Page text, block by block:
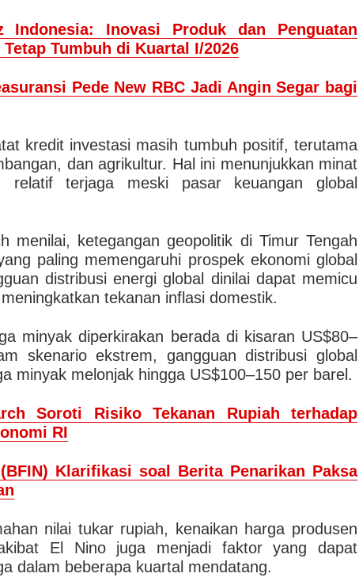
Indonesia: Inovasi Produk dan Penguatan
Tumbuh di Kuartal I/2026
Pede New RBC Jadi Angin Segar bagi
kredit investasi masih tumbuh positif, terutama
dan agrikultur. Hal ini menunjukkan minat
relatif terjaga meski pasar keuangan global
menilai, ketegangan geopolitik di Timur Tengah
paling memengaruhi prospek ekonomi global
distribusi energi global dinilai dapat memicu
tekanan inflasi domestik.
minyak diperkirakan berada di kisaran US$80–
skenario ekstrem, gangguan distribusi global
minyak melonjak hingga US$100–150 per barel.
Soroti Risiko Tekanan Rupiah terhadap
RI
Klarifikasi soal Berita Penarikan Paksa
nilai tukar rupiah, kenaikan harga produsen
El Nino juga menjadi faktor yang dapat
dalam beberapa kuartal mendatang.